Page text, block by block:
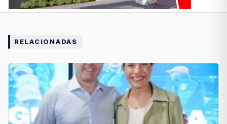
RELACIONADAS